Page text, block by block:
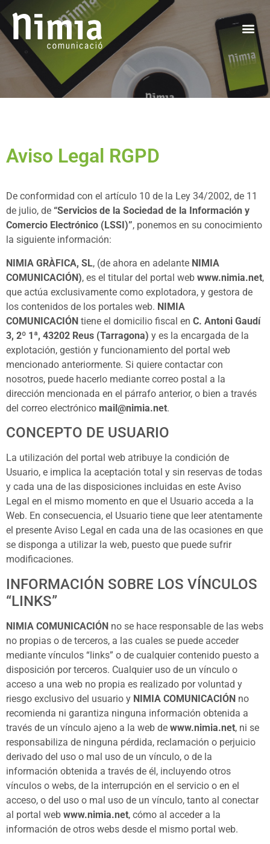
Aviso Legal RGPD
De conformidad con el artículo 10 de la Ley 34/2002, de 11
de julio, de “Servicios de la Sociedad de la Información y
Comercio Electrónico (LSSI)”, ponemos en su conocimiento
la siguiente información:
NIMIA GRÀFICA, SL, (de ahora en adelante NIMIA
COMUNICACIÓN), es el titular del portal web www.nimia.net,
que actúa exclusivamente como explotadora, y gestora de
los contenidos de los portales web. NIMIA
COMUNICACIÓN tiene el domicilio fiscal en C. Antoni Gaudí
3, 2º 1ª, 43202 Reus (Tarragona) y es la encargada de la
explotación, gestión y funcionamiento del portal web
mencionado anteriormente. Si quiere contactar con
nosotros, puede hacerlo mediante correo postal a la
dirección mencionada en el párrafo anterior, o bien a través
del correo electrónico mail@nimia.net.
CONCEPTO DE USUARIO
La utilización del portal web atribuye la condición de
Usuario, e implica la aceptación total y sin reservas de todas
y cada una de las disposiciones incluidas en este Aviso
Legal en el mismo momento en que el Usuario acceda a la
Web. En consecuencia, el Usuario tiene que leer atentamente
el presente Aviso Legal en cada una de las ocasiones en que
se disponga a utilizar la web, puesto que puede sufrir
modificaciones.
INFORMACIÓN SOBRE LOS VÍNCULOS
“LINKS”
NIMIA COMUNICACIÓN no se hace responsable de las webs
no propias o de terceros, a las cuales se puede acceder
mediante vínculos “links” o de cualquier contenido puesto a
disposición por terceros. Cualquier uso de un vínculo o
acceso a una web no propia es realizado por voluntad y
riesgo exclusivo del usuario y NIMIA COMUNICACIÓN no
recomienda ni garantiza ninguna información obtenida a
través de un vínculo ajeno a la web de www.nimia.net, ni se
responsabiliza de ninguna pérdida, reclamación o perjuicio
derivado del uso o mal uso de un vínculo, o de la
información obtenida a través de él, incluyendo otros
vínculos o webs, de la interrupción en el servicio o en el
acceso, o del uso o mal uso de un vínculo, tanto al conectar
al portal web www.nimia.net, cómo al acceder a la
información de otros webs desde el mismo portal web.